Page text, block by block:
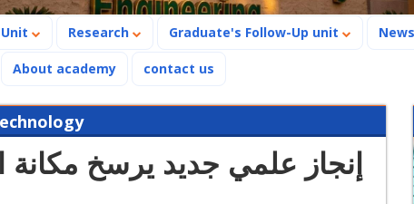
Research Graduate's Follow-Up unit News
About academy contact us
إنجاز علمي جديد يرسخ مكانة